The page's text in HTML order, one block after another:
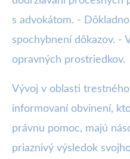
s advokátom. -
spochybnení dôkazov. -
opravných prostriedkov.
Vývoj v oblasti
informovaní obvinení,
právnu pomoc, majú
priaznivý výsledok